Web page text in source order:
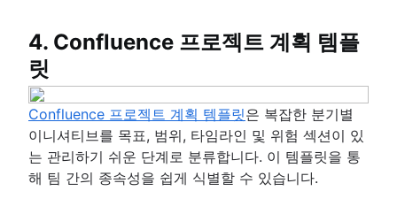
4. Confluence 프로젝트 계획 템플
릿
Confluence 프로젝트 계획 템플릿은 복잡한 분기별
이니셔티브를 목표, 범위, 타임라인 및 위험 섹션이 있
는 관리하기 쉬운 단계로 분류합니다. 이 템플릿을 통
해 팀 간의 종속성을 쉽게 식별할 수 있습니다.